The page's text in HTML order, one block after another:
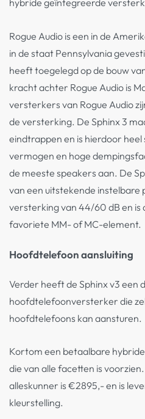
hybride geïntegreerde
Rogue Audio is een in de
in de staat Pennsylvania
heeft toegelegd op de bouw
kracht achter Rogue Audio is
versterkers van Rogue Audio
de versterking. De Sphinx 3
eindtrappen en is hierdoor
vermogen en hoge
de meeste speakers aan. De
van een uitstekende
versterking van 44/60 dB en is
favoriete MM- of MC-element.
Hoofdtelefoon aansluiting
Verder heeft de Sphinx v3 een
hoofdtelefoonversterker die
hoofdtelefoons kan aansturen.
Kortom een betaalbare
die van alle facetten is
alleskunner is €2895,- en is
kleurstelling.